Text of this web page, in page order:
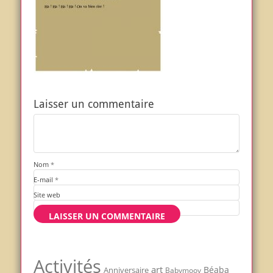
Laisser un commentaire
Nom *
E-mail *
Site web
Activités Anniversaire art Babymoov Béaba